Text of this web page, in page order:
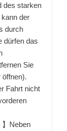
des starken
der
durch
dürfen das
Sie
öffnen).
Fahrt nicht
】Neben